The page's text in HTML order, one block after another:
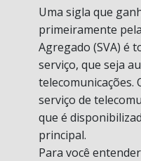
Uma sigla que
primeiramente
Agregado (SVA) é
serviço, que seja
telecomunicações.
serviço de
que é
principal.
Para você